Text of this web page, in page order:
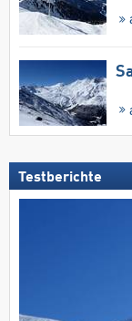
Testberichte